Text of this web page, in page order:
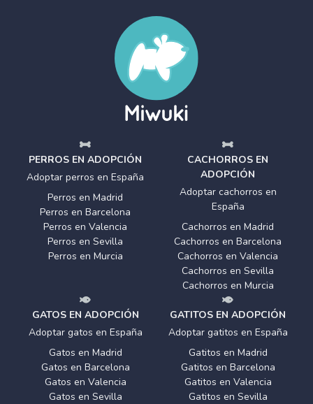
PERROS EN ADOPCIÓN
Adoptar perros en España
Perros en Madrid
Perros en Barcelona
Perros en Valencia
Perros en Sevilla
Perros en Murcia
CACHORROS EN
ADOPCIÓN
Adoptar cachorros en
España
Cachorros en Madrid
Cachorros en Barcelona
Cachorros en Valencia
Cachorros en Sevilla
Cachorros en Murcia
GATOS EN ADOPCIÓN
Adoptar gatos en España
Gatos en Madrid
Gatos en Barcelona
Gatos en Valencia
Gatos en Sevilla
GATITOS EN ADOPCIÓN
Adoptar gatitos en España
Gatitos en Madrid
Gatitos en Barcelona
Gatitos en Valencia
Gatitos en Sevilla